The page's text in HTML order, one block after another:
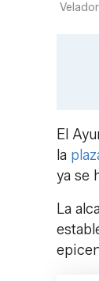
El
la
ya se
La